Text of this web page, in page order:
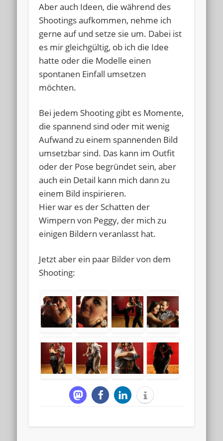
Aber auch Ideen, die während des
Shootings aufkommen, nehme ich
gerne auf und setze sie um. Dabei ist
es mir gleichgültig, ob ich die Idee
hatte oder die Modelle einen
spontanen Einfall umsetzen
möchten.
Bei jedem Shooting gibt es Momente,
die spannend sind oder mit wenig
Aufwand zu einem spannenden Bild
umsetzbar sind. Das kann im Outfit
oder der Pose begründet sein, aber
auch ein Detail kann mich dann zu
einem Bild inspirieren.
Hier war es der Schatten der
Wimpern von Peggy, der mich zu
einigen Bildern veranlasst hat.
Jetzt aber ein paar Bilder von dem
Shooting: